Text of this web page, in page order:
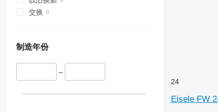
交换
制造年份
–
24
Eisele FW